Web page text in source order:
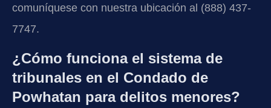
comuníquese con nuestra ubicación al (888) 437-
7747.
¿Cómo funciona el sistema de
tribunales en el Condado de
Powhatan para delitos menores?